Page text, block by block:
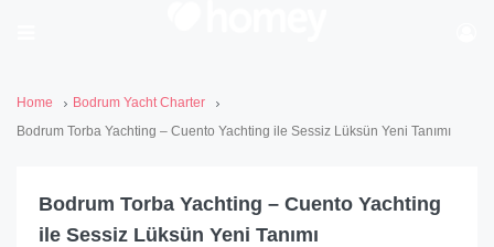
Home
Bodrum Yacht Charter
Bodrum Torba Yachting – Cuento Yachting ile Sessiz Lüksün Yeni Tanımı
Bodrum Torba Yachting – Cuento Yachting
ile Sessiz Lüksün Yeni Tanımı